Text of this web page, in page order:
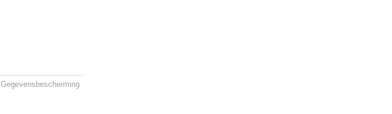
Gegevensbescherming